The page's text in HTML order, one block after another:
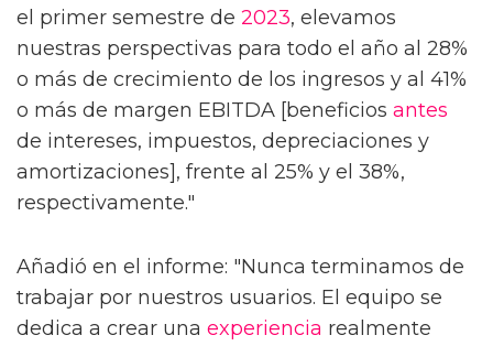
el primer semestre de 2023, elevamos
nuestras perspectivas para todo el año al 28%
o más de crecimiento de los ingresos y al 41%
o más de margen EBITDA [beneficios antes
de intereses, impuestos, depreciaciones y
amortizaciones], frente al 25% y el 38%,
respectivamente."
Añadió en el informe: "Nunca terminamos de
trabajar por nuestros usuarios. El equipo se
dedica a crear una experiencia realmente